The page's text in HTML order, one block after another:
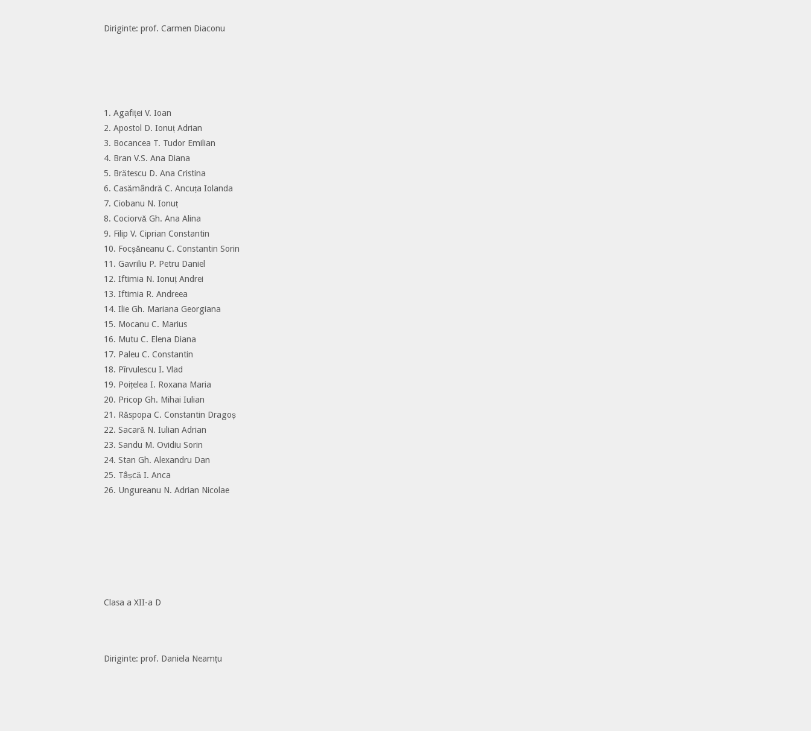
Diriginte: prof. Carmen Diaconu
1. Agafiței V. Ioan
2. Apostol D. Ionuț Adrian
3. Bocancea T. Tudor Emilian
4. Bran V.S. Ana Diana
5. Brătescu D. Ana Cristina
6. Casămândră C. Ancuța Iolanda
7. Ciobanu N. Ionuț
8. Cociorvă Gh. Ana Alina
9. Filip V. Ciprian Constantin
10. Focșăneanu C. Constantin Sorin
11. Gavriliu P. Petru Daniel
12. Iftimia N. Ionuț Andrei
13. Iftimia R. Andreea
14. Ilie Gh. Mariana Georgiana
15. Mocanu C. Marius
16. Mutu C. Elena Diana
17. Paleu C. Constantin
18. Pîrvulescu I. Vlad
19. Poițelea I. Roxana Maria
20. Pricop Gh. Mihai Iulian
21. Răspopa C. Constantin Dragoș
22. Sacară N. Iulian Adrian
23. Sandu M. Ovidiu Sorin
24. Stan Gh. Alexandru Dan
25. Tâșcă I. Anca
26. Ungureanu N. Adrian Nicolae
Clasa a XII-a D
Diriginte: prof. Daniela Neamțu